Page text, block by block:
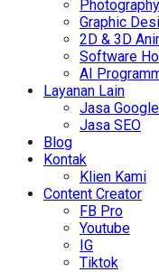
Graphic
2D & 3D
Software
AI
Layanan Lain
Jasa
Jasa SEO
Blog
Kontak
Klien Kami
Content Creator
FB Pro
Youtube
IG
Tiktok